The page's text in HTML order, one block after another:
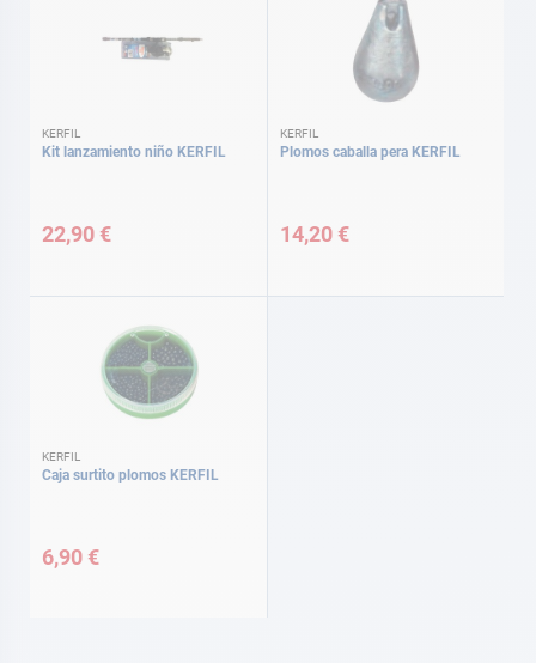
KERFIL
Kit lanzamiento niño KERFIL
22,90 €
KERFIL
Plomos caballa pera KERFIL
14,20 €
KERFIL
Caja surtito plomos KERFIL
6,90 €